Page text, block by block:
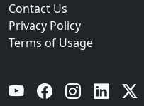
Contact Us
Privacy Policy
Terms of Usage
YouTube Facebook Instagram Linkedin